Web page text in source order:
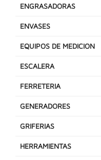
ENGRASADORAS
ENVASES
EQUIPOS DE MEDICION
ESCALERA
FERRETERIA
GENERADORES
GRIFERIAS
HERRAMIENTAS